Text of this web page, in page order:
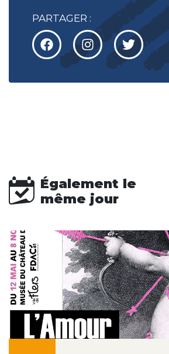
PARTAGER :
Également le
même jour